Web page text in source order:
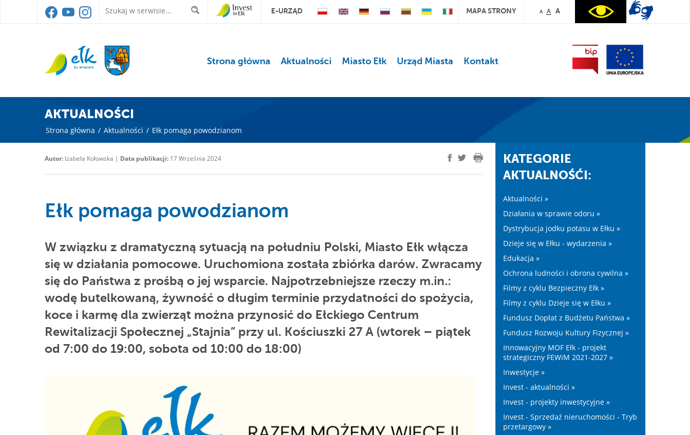
E-URZĄD MAPA STRONY A A A
Strona główna Aktualności Miasto Ełk Urząd Miasta Kontakt
AKTUALNOŚCI
Strona główna / Aktualności / Ełk pomaga powodzianom
Autor: Izabela Kołowska | Data publikacji: 17 Września 2024
Ełk pomaga powodzianom
W związku z dramatyczną sytuacją na południu Polski, Miasto Ełk włącza
się w działania pomocowe. Uruchomiona została zbiórka darów. Zwracamy
się do Państwa z prośbą o jej wsparcie. Najpotrzebniejsze rzeczy m.in.:
wodę butelkowaną, żywność o długim terminie przydatności do spożycia,
koce i karmę dla zwierząt można przynosić do Ełckiego Centrum
Rewitalizacji Społecznej „Stajnia” przy ul. Kościuszki 27 A (wtorek – piątek
od 7:00 do 19:00, sobota od 10:00 do 18:00)
KATEGORIE
AKTUALNOŚĆI:
Aktualności »
Działania w sprawie odoru »
Dystrybucja jodku potasu w Ełku »
Dzieje się w Ełku - wydarzenia »
Edukacja »
Ochrona ludności i obrona cywilna »
Filmy z cyklu Bezpieczny Ełk »
Filmy z cyklu Dzieje się w Ełku »
Fundusz Dopłat z Budżetu Państwa »
Fundusz Rozwoju Kultury Fizycznej »
Innowacyjny MOF Ełk - projekt
strategiczny FEWiM 2021-2027 »
Inwestycje »
Invest - aktualności »
Invest - projekty inwestycyjne »
Invest - Sprzedaż nieruchomości - Tryb
przetargowy »